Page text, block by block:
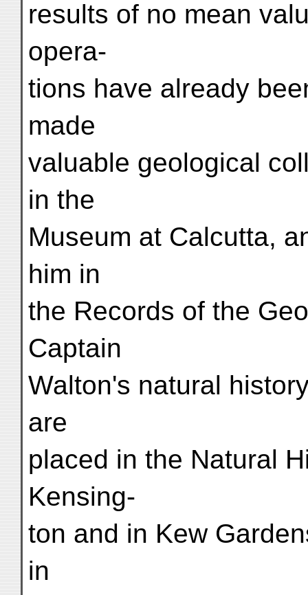
results of no mean
opera-
tions have already
made
valuable geological
in the
Museum at Calcutta,
him in
the Records of the
Captain
Walton's natural
are
placed in the Natural
Kensing-
ton and in Kew
in